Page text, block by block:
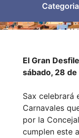
El Gran
sábado, 28
Sax celebrará
Carnavales
por la
cumplen este